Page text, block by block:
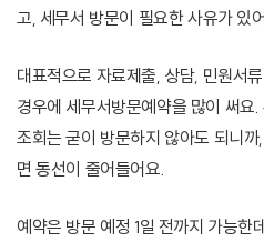
고, 세무서 방문이 필요한 사유가 있
대표적으로 자료제출, 상담, 민원서
경우에 세무서방문예약을 많이 써요
조회는 굳이 방문하지 않아도 되니
면 동선이 줄어들어요.
예약은 방문 예정 1일 전까지 가능한